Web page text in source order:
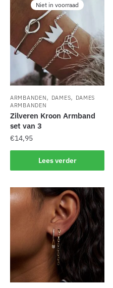
Niet in voorraad
ARMBANDEN, DAMES, DAMES
ARMBANDEN
Zilveren Kroon Armband
set van 3
€14,95
Lees verder